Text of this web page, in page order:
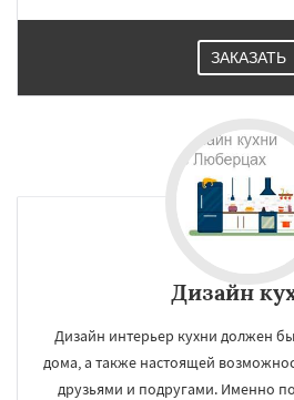
Рузф Сергиев Посад Серпухов
Купавна Ступино
Химки Хотьково
Шатура
Электрогорск Электросталь
Богородское
Быково
ЗАКАЗАТЬ
Дизайн
Дизайн интерьер кухни должен
дома, а также настоящей
друзьями и подругами. Именно
Даю согласие на обработку